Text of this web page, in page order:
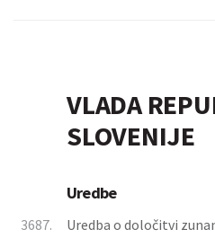
VLADA
SLOVENIJE
Uredbe
3687.
Uredba o določitvi